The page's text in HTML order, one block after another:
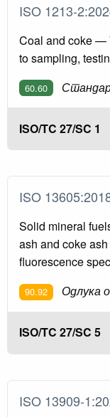
ISO 1213-
Coal and coke —
to sampling,
60.60
ISO/TC 27/SC 1
ISO
Solid mineral
ash and coke
fluorescence
90.92 Одлука
ISO/TC 27/SC 5
ISO 13909-